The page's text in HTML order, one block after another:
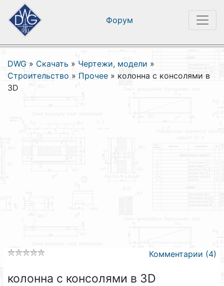
Форум
DWG » Скачать » Чертежи, модели »
Строительство » Прочее » колонна с консолями в
3D
Комментарии (4)
колонна с консолями в 3D